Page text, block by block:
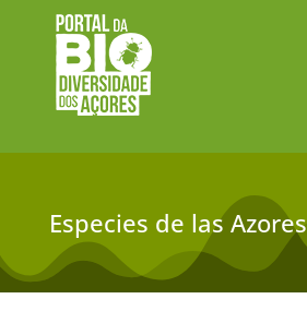
Especies de las Azores